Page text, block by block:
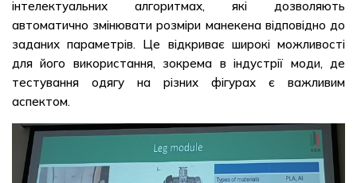
інтелектуальних алгоритмах, які дозволяють
автоматично змінювати розміри манекена відповідно до
заданих параметрів. Це відкриває широкі можливості
для його використання, зокрема в індустрії моди, де
тестування одягу на різних фігурах є важливим
аспектом.